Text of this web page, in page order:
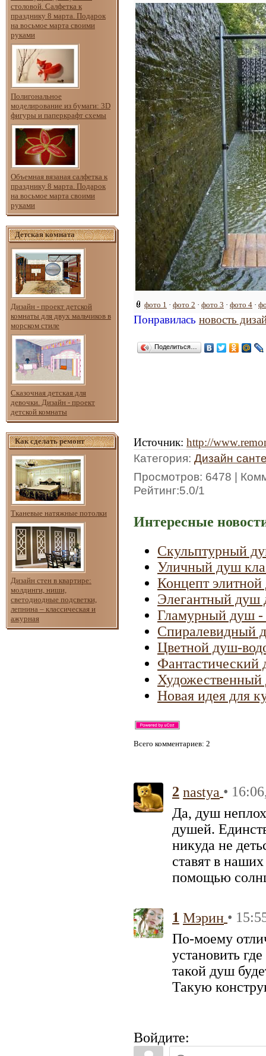
столовой. Салфетка к
празднику 8 марта. Подарок
на восьмое марта своими
руками
Полигональное
моделирование из бумаги: 3D
фигуры и паперкрафт схемы
Объемная вязаная салфетка к
празднику 8 марта. Подарок
на восьмое марта своими
руками
Детская комната
Дизайн - проект детской
комнаты для двух мальчиков в
морском стиле
Сказочная детская для
девочки. Дизайн - проект
детской комнаты
Как сделать ремонт
Тканевые натяжные потолки
Дизайн стен в квартире:
молдинги, ниши,
светодиодные подсветки,
лепнина – классическая и
ажурная
фото 1 · фото 2 · фото 3 · фото 4 ·
Понравилась новость
Поделиться…
Источник: http://
Категория: Дизайн
Просмотров: 6478 |
Рейтинг:5.0/1
Интересные
Скульптурный
Уличный душ
Концепт
Элегантный душ
Гламурный душ -
Спиралевидный
Цветной душ-
Фантастический
Новая идея для
Всего комментариев: 2
2 nastya •
Да, душ
душей.
никуда не
ставят в
помощью
1 Мэрин •
По-моему
установить
такой душ
Такую
Войдите: